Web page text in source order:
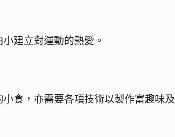
建立對運動的熱愛。
食，亦需要各項技術以製作富趣味及